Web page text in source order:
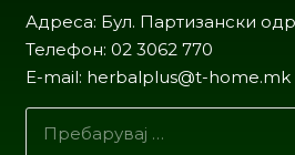
Адреса: Бул. Партизански
Телефон: 02 3062 770
E-mail: herbalplus@t-home.mk